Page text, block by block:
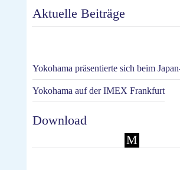
Aktuelle Beiträge
Yokohama präsentierte sich beim
Yokohama auf der IMEX Frankfurt
Download
M